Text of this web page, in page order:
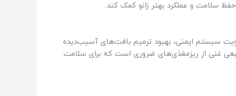
حفظ سلامت و عملکرد بهتر زانو کمک کند.
سیستم ایمنی، بهبود ترمیم بافت‌های آسیب‌دیده
غنی از ریزمغذی‌های ضروری است که برای سلامت